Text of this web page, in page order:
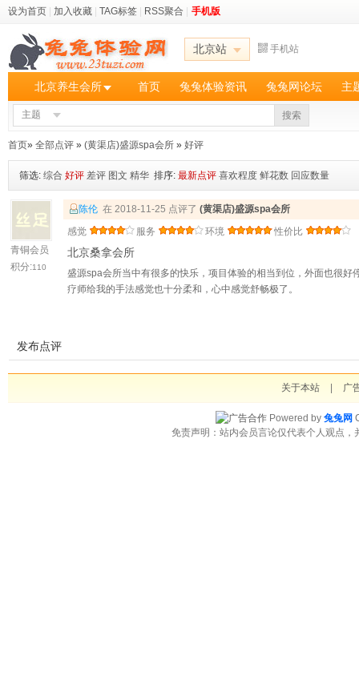
设为首页 加入收藏 TAG标签 RSS聚合 手机版
北京站 手机站
北京养生会所 首页 兔兔体验资讯 兔兔网论坛 主
主题 搜索
首页» 全部点评 » (黄渠店)盛源spa会所 » 好评
筛选: 综合 好评 差评 图文 精华 排序: 最新点评 喜欢程度 鲜花数 回应数量
青铜会员
积分:110
陈伦 在 2018-11-25 点评了 (黄渠店)盛源spa会所
感觉
服务 环境 性价比
北京桑拿会所
盛源spa会所当中有很多的快乐，项目体验的相当到位，外面也很
疗师给我的手法感觉也十分柔和，心中感觉舒畅极了。
发布点评
关于本站 广
Powered by 兔兔网
免责声明：站内会员言论仅代表个人观点